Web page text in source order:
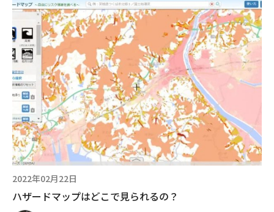
2022年02月22日
ハザードマップはどこで見られるの？